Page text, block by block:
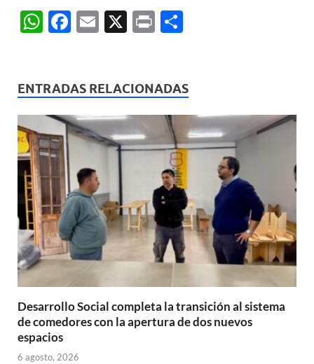
W
s
A
p
p
F
b
o
o
E
X
P
p
ar
ti
r
ENTRADAS RELACIONADAS
Desarrollo Social completa la transición al sistema
de comedores con la apertura de dos nuevos
espacios
6 agosto, 2026